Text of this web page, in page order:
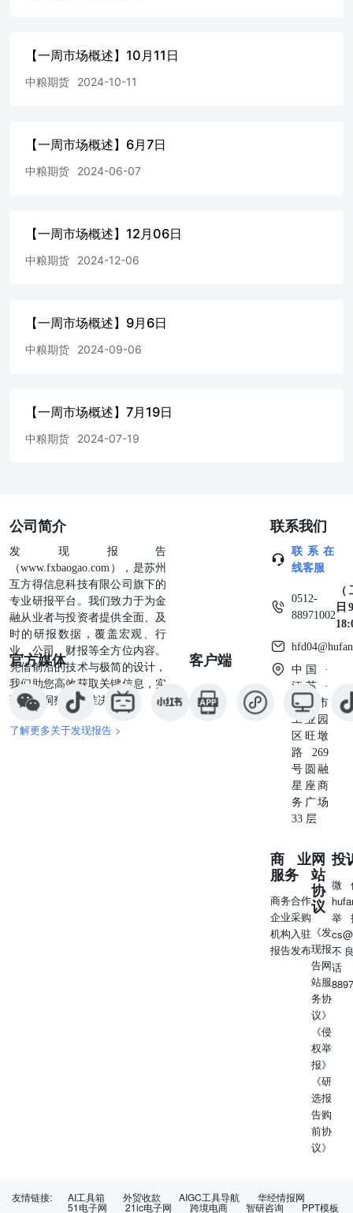
【一周市场概述】10月11日
中粮期货 2024-10-11
【一周市场概述】6月7日
中粮期货 2024-06-07
【一周市场概述】12月06日
中粮期货 2024-12-06
【一周市场概述】9月6日
中粮期货 2024-09-06
【一周市场概述】7月19日
中粮期货 2024-07-19
公司简介
发现报告
（www.fxbaogao.com），是苏州
互方得信息科技有限公司旗下的
专业研报平台。我们致力于为金
融从业者与投资者提供全面、及
时的研报数据，覆盖宏观、行
业、公司、财报等全方位内容。
凭借前沿的技术与极简的设计，
我们助您高效获取关键信息，实
现深度洞察与精准决策。
了解更多关于发现报告 >
官方媒体 客户端
联系我们
联系在
线客服
0512-
88971002
日
中国 ·
江苏 ·
苏州市
工业园
区旺墩
路269
号圆融
星座商
务广场
33 层
商业
服务
商务合作
企业采购
机构入驻
报告发布
网
站
协
议
《发
现报
告网
站服
务协
议》
《侵
权举
报》
《研
选报
告购
前协
议》
投
微
举
不
友情链接: AI工具箱 外贸收款 AIGC工具导航 华经情报网
51电子网 21ic电子网 跨境电商 智研咨询 PPT模板